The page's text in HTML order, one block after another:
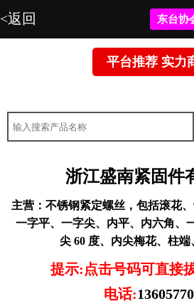
<返回 东台协
平台推荐 实力
浙江盛南紧固件
主营： 不锈钢紧定螺丝，包括滚花
一字平、一字尖、内平、内六角、
尖 60 度、内尖梅花、柱
提示:点击号码可直接
电话: